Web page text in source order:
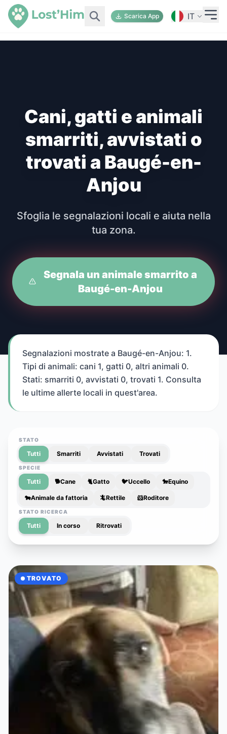
Scarica App IT
Cani, gatti e animali
smarriti, avvistati o
trovati a Baugé-en-
Anjou
Sfoglia le segnalazioni locali e aiuta nella
tua zona.
Segnala un animale smarrito a
Baugé-en-Anjou
Segnalazioni mostrate a Baugé-en-Anjou: 1.
Tipi di animali: cani 1, gatti 0, altri animali 0.
Stati: smarriti 0, avvistati 0, trovati 1. Consulta
le ultime allerte locali in quest'area.
STATO
Tutti Smarriti Avvistati Trovati
SPECIE
Tutti 🐕Cane 🐈Gatto 🐦Uccello 🐎Equino
🐄Animale da fattoria 🦎Rettile 🐹Roditore
STATO RICERCA
Tutti In corso Ritrovati
TROVATO